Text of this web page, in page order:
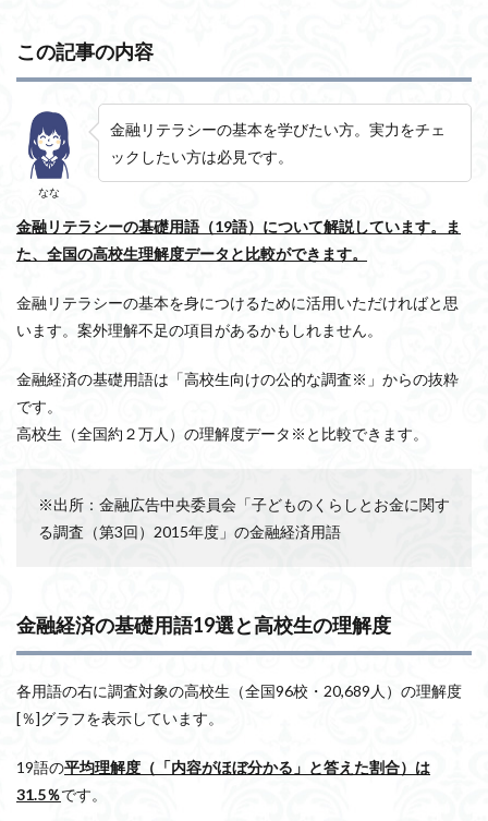
この記事の内容
なな
金融リテラシーの基本を学びたい方。実力をチェ
ックしたい方は必見です。
金融リテラシーの基礎用語（19語）について解説しています。ま
た、全国の高校生理解度データと比較ができます。
金融リテラシーの基本を身につけるために活用いただければと思
います。案外理解不足の項目があるかもしれません。
金融経済の基礎用語は「高校生向けの公的な調査※」からの抜粋
です。
高校生（全国約２万人）の理解度データ※と比較できます。
※出所：金融広告中央委員会「子どものくらしとお金に関す
る調査（第3回）2015年度」の金融経済用語
金融経済の基礎用語19選と高校生の理解度
各用語の右に調査対象の高校生（全国96校・20,689人）の理解度
[％]グラフを表示しています。
19語の平均理解度（「内容がほぼ分かる」と答えた割合）は
31.5％です。